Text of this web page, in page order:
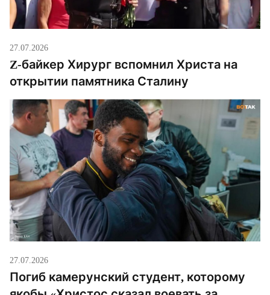
27.07.2026
Z-байкер Хирург вспомнил Христа на
открытии памятника Сталину
27.07.2026
Погиб камерунский студент, которому